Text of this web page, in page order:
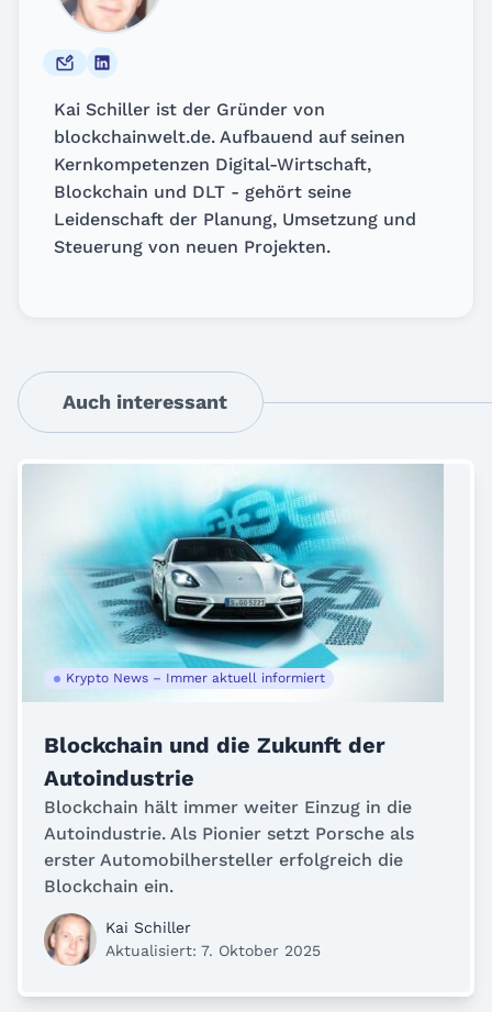
Kai Schiller ist der Gründer von
blockchainwelt.de. Aufbauend auf seinen
Kernkompetenzen Digital-Wirtschaft,
Blockchain und DLT - gehört seine
Leidenschaft der Planung, Umsetzung und
Steuerung von neuen Projekten.
Auch interessant
Krypto News – Immer aktuell informiert
Blockchain und die Zukunft der
Autoindustrie
Blockchain hält immer weiter Einzug in die
Autoindustrie. Als Pionier setzt Porsche als
erster Automobilhersteller erfolgreich die
Blockchain ein.
Kai Schiller
Aktualisiert: 7. Oktober 2025